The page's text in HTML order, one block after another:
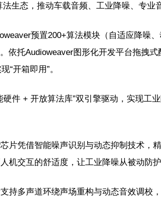
法生态，推动车载音频、工业降噪、专业
预置200+算法模块（自适应降噪
依托Audioweaver图形化开发平台拖拽
“开箱即用”。
件 + 开放算法库”双引擎驱动，实现工
片凭借智能噪声识别与动态抑制技术，
机交互的舒适度，让工业降噪从被动防护
持多声道环绕声场重构与动态音效调校